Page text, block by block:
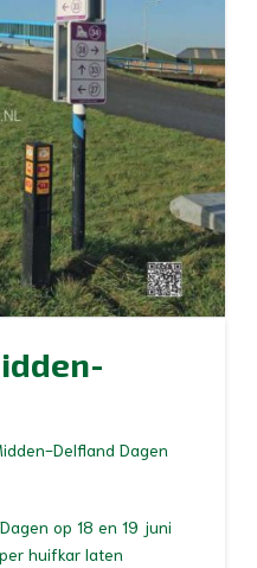
Delfland Dagen
op 18 en 19 juni
huifkar laten